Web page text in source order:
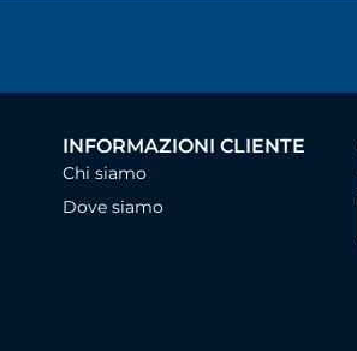
INFORMAZIONI CLIENTE
Chi siamo
Dove siamo